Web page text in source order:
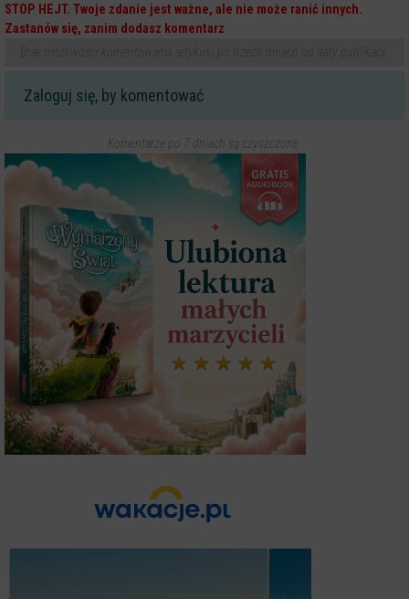
STOP HEJT. Twoje zdanie jest ważne, ale nie może ranić innych.
Zastanów się, zanim dodasz komentarz
Zaloguj się, by komentować
Komentarze po 7 dniach są czyszczone.